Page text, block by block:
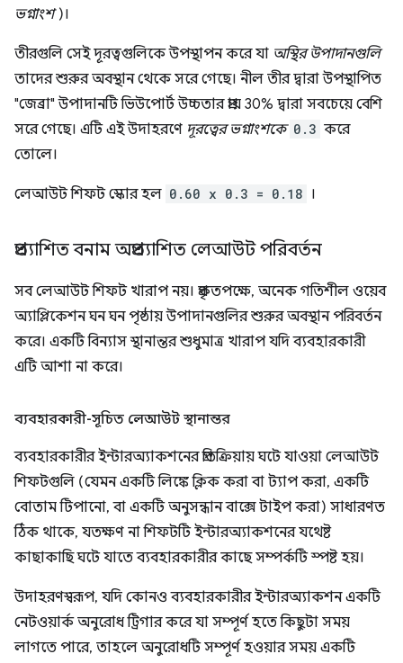
ভগ্নাংশ)।
তীরগুলি সেই দূরত্বগুলিকে উপস্থাপন করে যা অস্থির উপাদানগুলি
তাদের শুরুর অবস্থান থেকে সরে গেছে। নীল তীর দ্বারা উপস্থাপিত
"জেব্রা" উপাদানটি ভিউপোর্ট উচ্চতার প্রায় 30% দ্বারা সবচেয়ে বেশি
সরে গেছে। এটি এই উদাহরণে দূরত্বের ভগ্নাংশকে 0.3 করে
তোলে।
লেআউট শিফট স্কোর হল 0.60 x 0.3 = 0.18 ।
প্রত্যাশিত বনাম অপ্রত্যাশিত লেআউট পরিবর্তন
সব লেআউট শিফট খারাপ নয়। প্রকৃতপক্ষে, অনেক গতিশীল ওয়েব
অ্যাপ্লিকেশন ঘন ঘন পৃষ্ঠায় উপাদানগুলির শুরুর অবস্থান পরিবর্তন
করে। একটি বিন্যাস স্থানান্তর শুধুমাত্র খারাপ যদি ব্যবহারকারী
এটি আশা না করে।
ব্যবহারকারী-সূচিত লেআউট স্থানান্তর
ব্যবহারকারীর ইন্টারঅ্যাকশনের প্রতিক্রিয়ায় ঘটে যাওয়া লেআউট
শিফটগুলি (যেমন একটি লিঙ্কে ক্লিক করা বা ট্যাপ করা, একটি
বোতাম টিপানো, বা একটি অনুসন্ধান বাক্সে টাইপ করা) সাধারণত
ঠিক থাকে, যতক্ষণ না শিফটটি ইন্টারঅ্যাকশনের যথেষ্ট
কাছাকাছি ঘটে যাতে ব্যবহারকারীর কাছে সম্পর্কটি স্পষ্ট হয়।
উদাহরণস্বরূপ, যদি কোনও ব্যবহারকারীর ইন্টারঅ্যাকশন একটি
নেটওয়ার্ক অনুরোধ ট্রিগার করে যা সম্পূর্ণ হতে কিছুটা সময়
লাগতে পারে, তাহলে অনুরোধটি সম্পূর্ণ হওয়ার সময় একটি